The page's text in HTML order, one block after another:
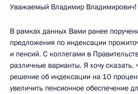
Уважаемый Владимир Владимирович!
В рамках данных Вами ранее
предложения по индексации
и пенсий. С коллегами в
различные варианты. Я хочу
решение об индексации на 10
увеличить пенсионное обеспечение